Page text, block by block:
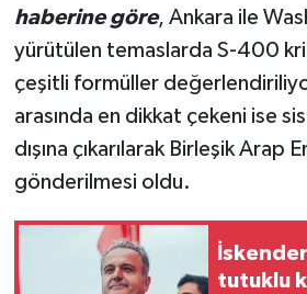
haberine göre, Ankara ile
yürütülen temaslarda S-400
çeşitli formüller
arasında en dikkat çekeni ise
dışına çıkarılarak Birleşik Arap
gönderilmesi oldu.
tutuklu